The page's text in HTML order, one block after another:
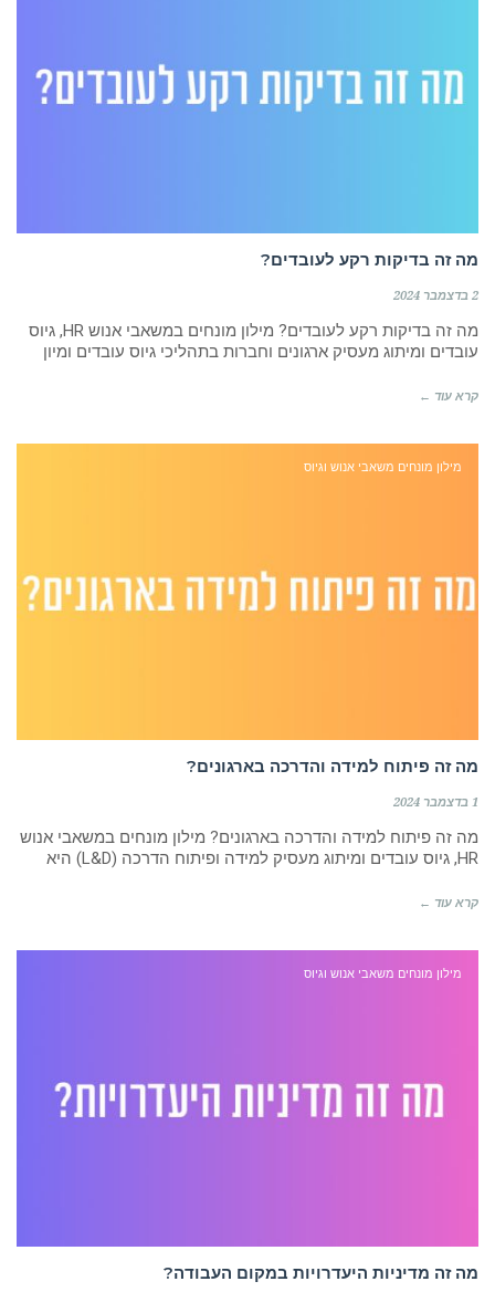
מה זה בדיקות רקע לעובדים?
2 בדצמבר 2024
מה זה בדיקות רקע לעובדים? מילון מונחים במשאבי אנוש HR, גיוס
עובדים ומיתוג מעסיק ארגונים וחברות בתהליכי גיוס עובדים ומיון
קרא עוד ←
מילון מונחים משאבי אנוש וגיוס
מה זה פיתוח למידה והדרכה בארגונים?
1 בדצמבר 2024
מה זה פיתוח למידה והדרכה בארגונים? מילון מונחים במשאבי אנוש
HR, גיוס עובדים ומיתוג מעסיק למידה ופיתוח הדרכה (L&D) היא
קרא עוד ←
מילון מונחים משאבי אנוש וגיוס
מה זה מדיניות היעדרויות במקום העבודה?